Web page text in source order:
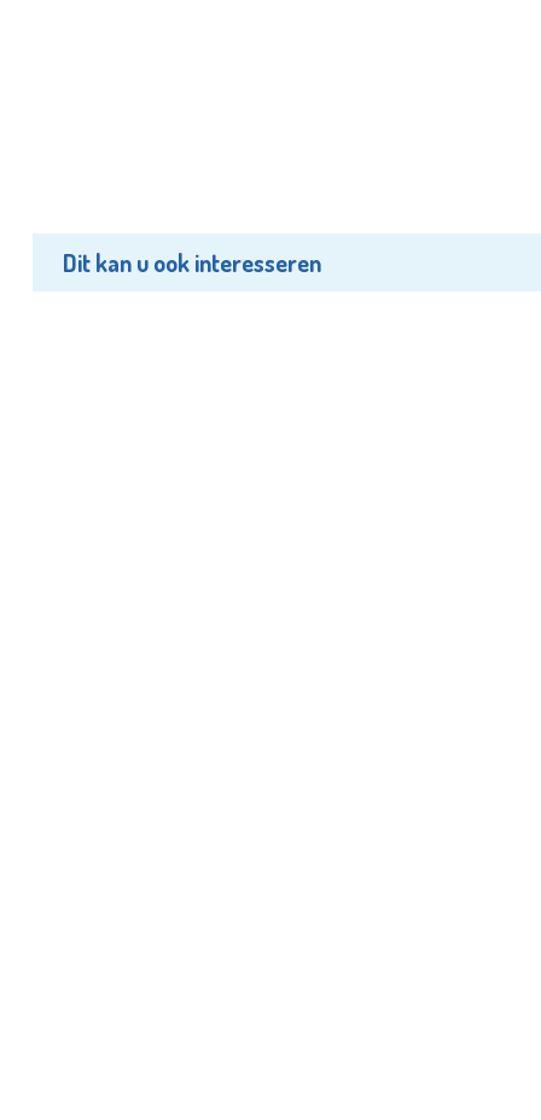
Dit kan u ook interesseren